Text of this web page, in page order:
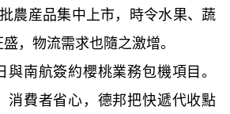
産品集中上市，時令水果、蔬
，物流需求也隨之激增。
南航簽約櫻桃業務包機項目。
消費者省心，德邦把快遞代收點